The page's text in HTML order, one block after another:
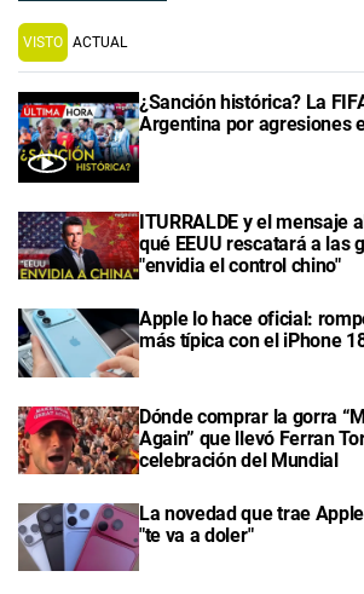
VISTO ACTUAL
¿Sanción histórica? La
Argentina por agresiones
ITURRALDE y el mensaje
qué EEUU rescatará a las
"envidia el control chino"
Apple lo hace oficial:
más típica con el iPhone
Dónde comprar la gorra
Again” que llevó Ferran
celebración del Mundial
La novedad que trae
"te va a doler"